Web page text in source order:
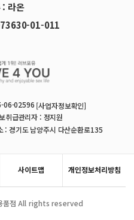
: 라온
01-011
06-02596 [사업자정보확인]
취급관리자 : 정지원
: 경기도 남양주시 다산순환로135
사이트맵 개인정보처리방침
품점 All rights reserved